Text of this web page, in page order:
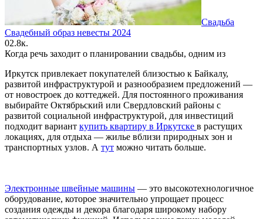
Свадьба
Свадебный образ невесты 2024
02.8к.
Когда речь заходит о планировании свадьбы, одним из
Иркутск привлекает покупателей близостью к Байкалу,
развитой инфраструктурой и разнообразием предложений —
от новостроек до коттеджей. Для постоянного проживания
выбирайте Октябрьский или Свердловский районы с
развитой социальной инфраструктурой, для инвестиций
подходит вариант купить квартиру в Иркутске в растущих
локациях, для отдыха — жилье вблизи природных зон и
транспортных узлов. А тут можно читать больше.
Электронные швейные машины — это высокотехнологичное
оборудование, которое значительно упрощает процесс
создания одежды и декора благодаря широкому набору